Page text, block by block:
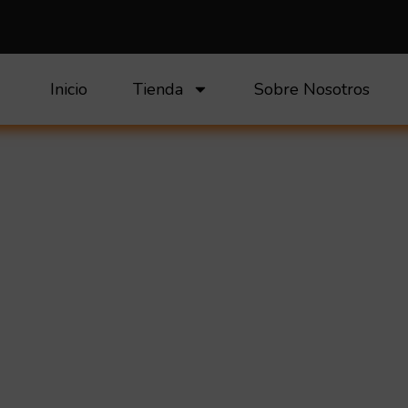
Inicio Tienda Sobre Nosotros